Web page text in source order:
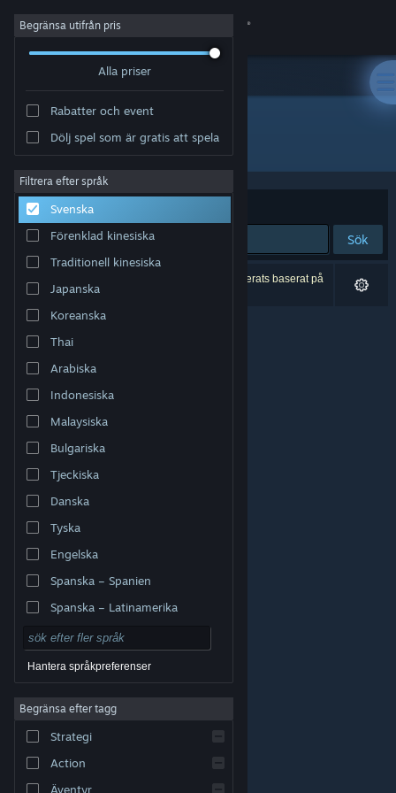
Logga in
Om
Support
Byt språk
Skaffa Steams mobilapp
Se skrivbordswebbplats
varumärken tillhör respektive ägare i USA och andra
Tillgänglighet
Återbetalningar|
Begränsa utifrån pris
Alla priser
Rabatter och event
Dölj spel som är gratis att spela
Filtrera efter språk
Svenska
Förenklad kinesiska
Traditionell kinesiska
Japanska
Koreanska
Thai
Arabiska
Indonesiska
Malaysiska
Bulgariska
Tjeckiska
Danska
Tyska
Engelska
Spanska – Spanien
Spanska – Latinamerika
Hantera språkpreferenser
Begränsa efter tagg
Strategi
Action
Äventyr
Utvecklare: Stratosphereoff
Sortera efter Relevans
Sök
0 träffar matchade din sökning. 1 titel har exkluderats baserat på
dina preferenser.